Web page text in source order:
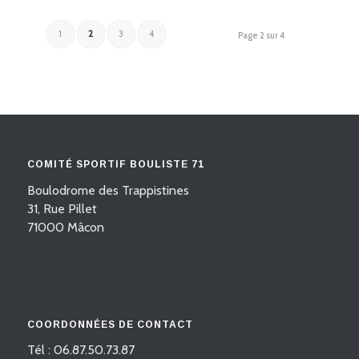
Page 2 sur 4
1 2 3 4
COMITÉ SPORTIF BOULISTE 71
Boulodrome des Trappistines
31, Rue Pillet
71000 Mâcon
COORDONNÉES DE CONTACT
Tél : 06.87.50.73.87